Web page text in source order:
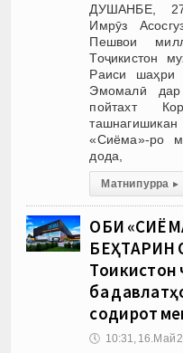
ДУШАНБЕ,
Имрӯз
Пешвои
Тоҷикистон
Раиси шаҳри
Эмомалӣ
пойтахт
«Сиёма»-ро
дода,
Матни пурра ▸
ОБИ
БЕҲТАРИН
ба
содирот
🕔 10:31, 16.Май